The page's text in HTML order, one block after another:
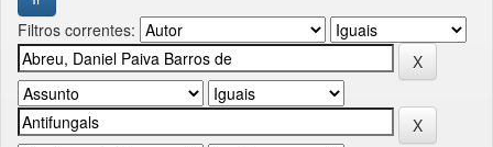
Filtros correntes: